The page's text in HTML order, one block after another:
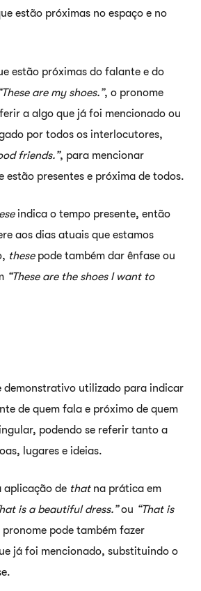
estão próximas no espaço e no
estão próximas do falante e do
are my shoes.”, o pronome
a algo que já foi mencionado ou
por todos os interlocutores,
friends.”, para mencionar
estão presentes e próxima de todos.
indica o tempo presente, então
aos dias atuais que estamos
thesepode também dar ênfase ou
“These are the shoes I want to
demonstrativo utilizado para indicar
de quem fala e próximo de quem
podendo se referir tanto a
lugares e ideias.
aplicação de that na prática em
is a beautiful dress.”ou “That is
pronome pode também fazer
já foi mencionado, substituindo o